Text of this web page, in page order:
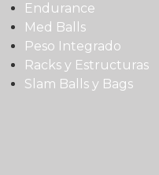
Endurance
Med Balls
Peso Integrado
Racks y Estructuras
Slam Balls y Bags